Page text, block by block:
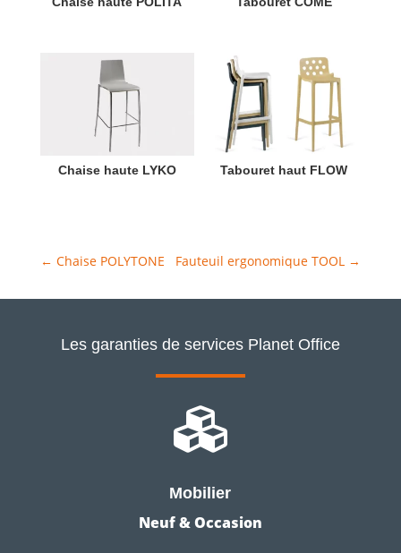
Chaise haute LYKO Tabouret haut FLOW
← Chaise POLYTONE Fauteuil ergonomique TOOL →
Les garanties de services Planet Office

Mobilier
Neuf & Occasion